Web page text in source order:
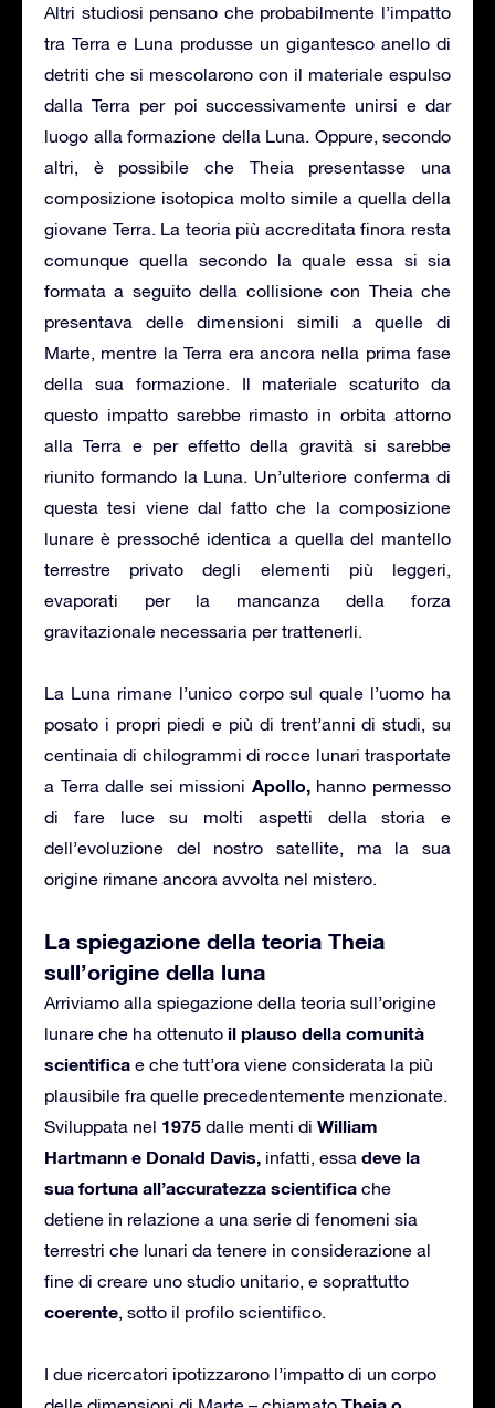
Altri studiosi pensano che probabilmente l’impatto
tra Terra e Luna produsse un gigantesco anello di
detriti che si mescolarono con il materiale espulso
dalla Terra per poi successivamente unirsi e dar
luogo alla formazione della Luna. Oppure, secondo
altri, è possibile che Theia presentasse una
composizione isotopica molto simile a quella della
giovane Terra. La teoria più accreditata finora resta
comunque quella secondo la quale essa si sia
formata a seguito della collisione con Theia che
presentava delle dimensioni simili a quelle di
Marte, mentre la Terra era ancora nella prima fase
della sua formazione. Il materiale scaturito da
questo impatto sarebbe rimasto in orbita attorno
alla Terra e per effetto della gravità si sarebbe
riunito formando la Luna. Un’ulteriore conferma di
questa tesi viene dal fatto che la composizione
lunare è pressoché identica a quella del mantello
terrestre privato degli elementi più leggeri,
evaporati per la mancanza della forza
gravitazionale necessaria per trattenerli.
La Luna rimane l’unico corpo sul quale l’uomo ha
posato i propri piedi e più di trent’anni di studi, su
centinaia di chilogrammi di rocce lunari trasportate
a Terra dalle sei missioni Apollo,hanno permesso
di fare luce su molti aspetti della storia e
dell’evoluzione del nostro satellite, ma la sua
origine rimane ancora avvolta nel mistero.
La spiegazione della teoria Theia
sull’origine della luna
Arriviamo alla spiegazione della teoria sull’origine
lunare che ha ottenuto il plauso della comunità
scientifica e che tutt’ora viene considerata la più
plausibile fra quelle precedentemente menzionate.
Sviluppata nel 1975 dalle menti di William
Hartmann e Donald Davis, infatti, essa deve la
sua fortuna all’accuratezza scientifica che
detiene in relazione a una serie di fenomeni sia
terrestri che lunari da tenere in considerazione al
fine di creare uno studio unitario, e soprattutto
coerente, sotto il profilo scientifico.
I due ricercatori ipotizzarono l’impatto di un corpo